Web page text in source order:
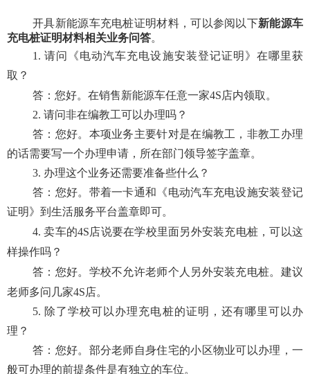
开具新能源车充电桩证明材料，可以参阅以下新能源车
充电桩证明材料相关业务问答。
1.请问《电动汽车充电设施安装登记证明》在哪里获
取？
答：您好。在销售新能源车任意一家4S店内领取。
2. 请问非在编教工可以办理吗？
答：您好。本项业务主要针对是在编教工，非教工办理
的话需要写一个办理申请，所在部门领导签字盖章。
3. 办理这个业务还需要准备些什么？
答：您好。带着一卡通和《电动汽车充电设施安装登记
证明》到生活服务平台盖章即可。
4.卖车的4S店说要在学校里面另外安装充电桩，可以这
样操作吗？
答：您好。学校不允许老师个人另外安装充电桩。建议
老师多问几家4S店。
5. 除了学校可以办理充电桩的证明，还有哪里可以办
理？
答：您好。部分老师自身住宅的小区物业可以办理，一
般可办理的前提条件是有独立的车位。